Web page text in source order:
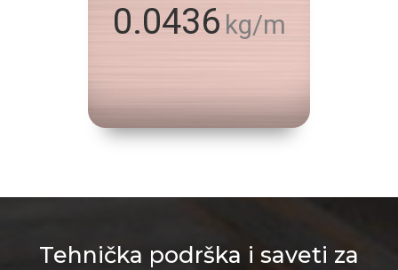
0.0436 kg/m
Tehnička podrška i saveti za